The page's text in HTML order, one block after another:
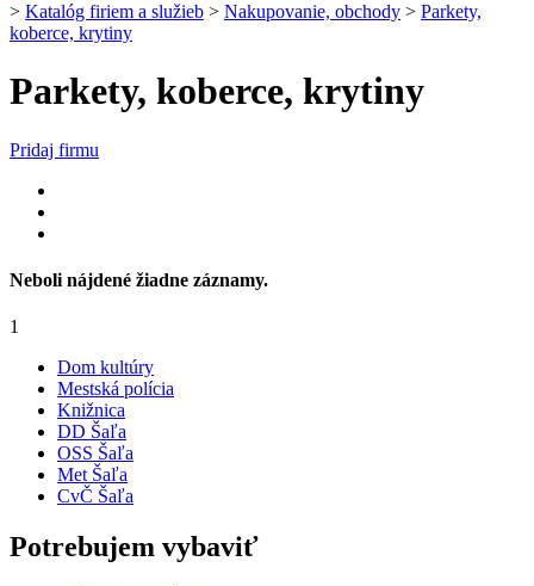
> Katalóg firiem a služieb > Nakupovanie, obchody > Parkety,
koberce, krytiny
Parkety, koberce, krytiny
Pridaj firmu
Neboli nájdené žiadne záznamy.
1
Dom kultúry
Mestská polícia
Knižnica
DD Šaľa
OSS Šaľa
Met Šaľa
CvČ Šaľa
Potrebujem vybaviť